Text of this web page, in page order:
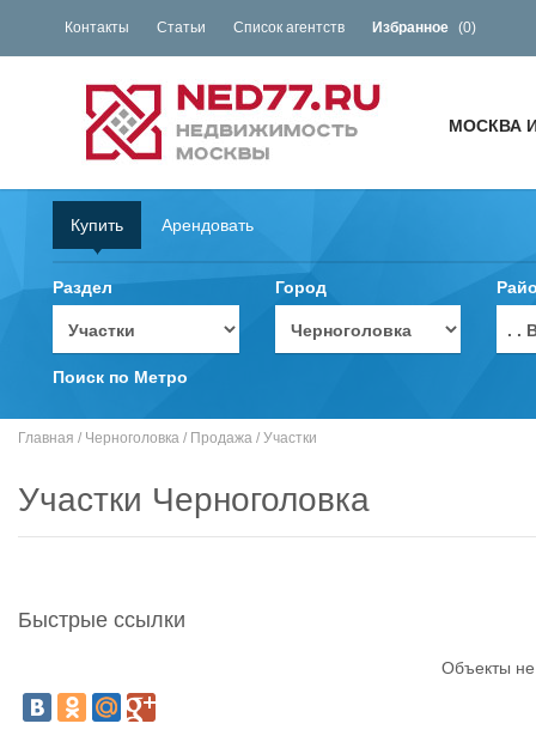
Контакты Статьи Список агентств Избранное (0)
МОСКВА
Купить Арендовать
Раздел Город
. .
Поиск по Метро
Главная / Черноголовка / Продажа / Участки
Участки Черноголовка
Быстрые ссылки
Объекты